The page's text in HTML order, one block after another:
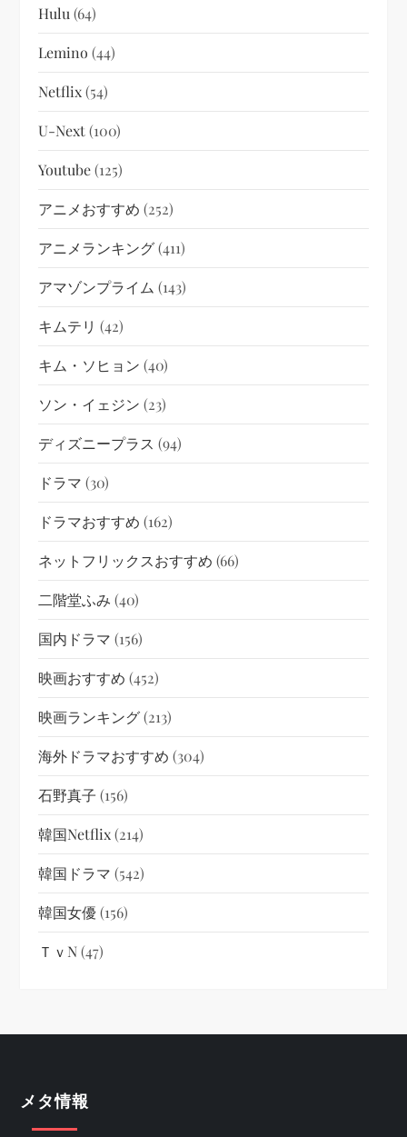
Hulu (64)
Lemino (44)
Netflix(54)
U-Next(100)
Youtube(125)
アニメおすすめ (252)
アニメランキング(411)
アマゾンプライム (143)
キムテリ (42)
キム・ソヒョン (40)
ソン・イェジン (23)
ディズニープラス (94)
ドラマ (30)
ドラマおすすめ (162)
ネットフリックスおすすめ (66)
二階堂ふみ (40)
国内ドラマ (156)
映画おすすめ (452)
映画ランキング(213)
海外ドラマおすすめ (304)
石野真子 (156)
韓国netflix(214)
韓国ドラマ (542)
韓国女優(156)
ＴｖN(47)
メタ情報